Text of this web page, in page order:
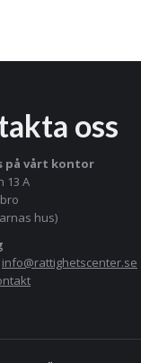
oss
på vårt kontor
13 A
hus)
info@rattighetscenter.se